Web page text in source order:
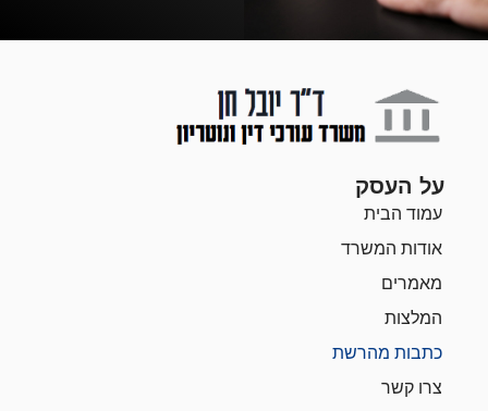
על העסק
עמוד הבית
אודות המשרד
מאמרים
המלצות
כתבות מהרשת
צרו קשר